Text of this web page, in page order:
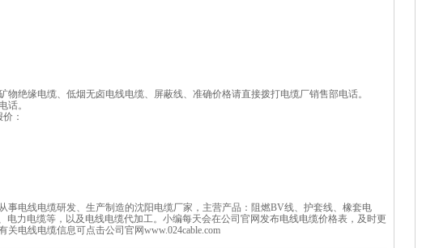
物绝缘电缆、低烟无卤电线电缆、屏蔽线、准确价格请直接拨打电缆厂销售部电话。
话。
：
事电线电缆研发、生产制造的沈阳电缆厂家，主营产品：阻燃BV线、护套线、橡套电
电力电缆等，以及电线电缆代加工。小编每天会在公司官网发布电线电缆价格表，及时更
电线电缆信息可点击公司官网www.024cable.com